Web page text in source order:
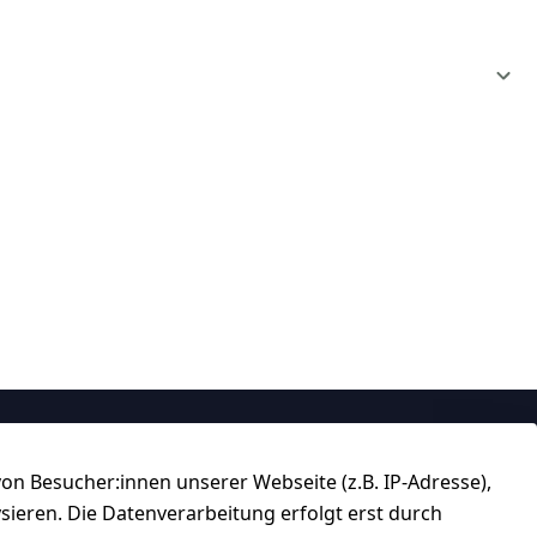
Besucher:innen unserer Webseite (z.B. IP-Adresse),
Die Datenverarbeitung erfolgt erst durch
★★★★☆